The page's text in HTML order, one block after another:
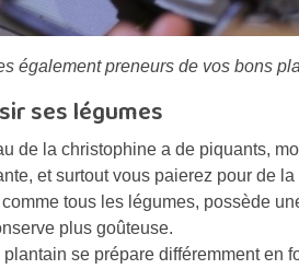
également preneurs de vos bons
ses légumes
de la christophine a de piquants,
et surtout vous paierez pour de la
tous les légumes, possède
plus goûteuse.
se prépare différemment en